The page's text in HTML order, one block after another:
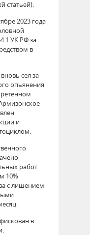
статьей).
2023 года
УК РФ за
в
сел за
опьянения
–
и
работ
10%
с лишением
в